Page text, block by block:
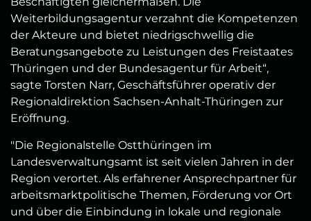
Weiterbildungsagentur verzahnt die Kompetenzen
der Akteure und bietet niedrigschwellig die
Beratungsangebote zu Leistungen des Freistaates
Thüringen und der Bundesagentur für Arbeit“,
sagte Torsten Narr, Geschäftsführer operativ der
Regionaldirektion Sachsen-Anhalt-Thüringen zur
Eröffnung.
"Die Regionalstelle Ostthüringen im
Landesverwaltungsamt ist seit vielen Jahren in der
Region verortet. Als erfahrener Ansprechpartner für
arbeitsmarktpolitische Themen, Förderung vor Ort
und über die Einbindung in lokale und regionale